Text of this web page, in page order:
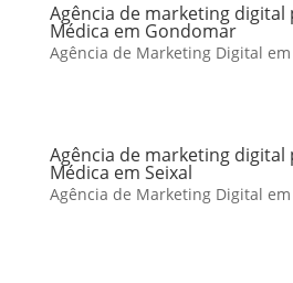
Agência de marketing digital
Médica em Gondomar
Agência de Marketing Digital
Agência de marketing digital
Médica em Seixal
Agência de Marketing Digital